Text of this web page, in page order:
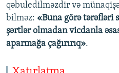
qəbuledilməzdir və
bilməz: «Buna görə tərəfləri
şərtlər olmadan vicdanla
aparmağa çağırırıq».